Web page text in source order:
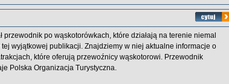
przewodnik po wąskotorówkach, które działają na terenie niemal
tej wyjątkowej publikacji. Znajdziemy w niej aktualne informacje o
które oferują przewoźnicy wąskotorowi. Przewodnik
Polska Organizacja Turystyczna.